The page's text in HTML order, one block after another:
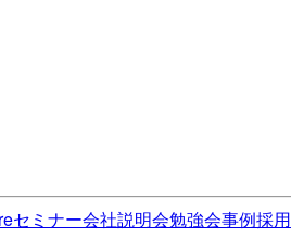
セミナー会社説明会勉強会事例採用